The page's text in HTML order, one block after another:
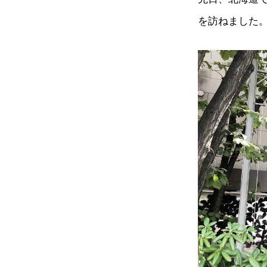
を訪ねました